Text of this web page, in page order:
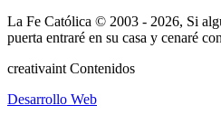
La Fe Católica © 2003 - 2026, Si
puerta entraré en su casa y cenaré
creativaint Contenidos
Desarrollo Web